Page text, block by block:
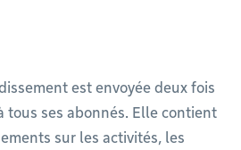
est envoyée deux fois
tous ses abonnés. Elle contient
sur les activités, les